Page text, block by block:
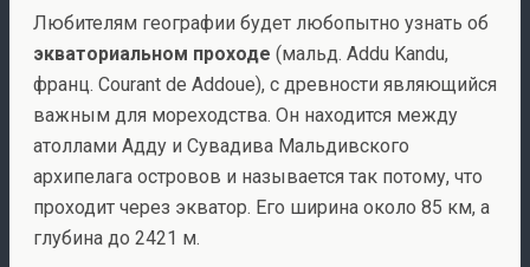
Любителям географии будет любопытно узнать об
экваториальном проходе (мальд. Addu Kandu,
франц. Courant de Addoue), с древности являющийся
важным для мореходства. Он находится между
атоллами Адду и Сувадива Мальдивского
архипелага островов и называется так потому, что
проходит через экватор. Его ширина около 85 км, а
глубина до 2421 м.